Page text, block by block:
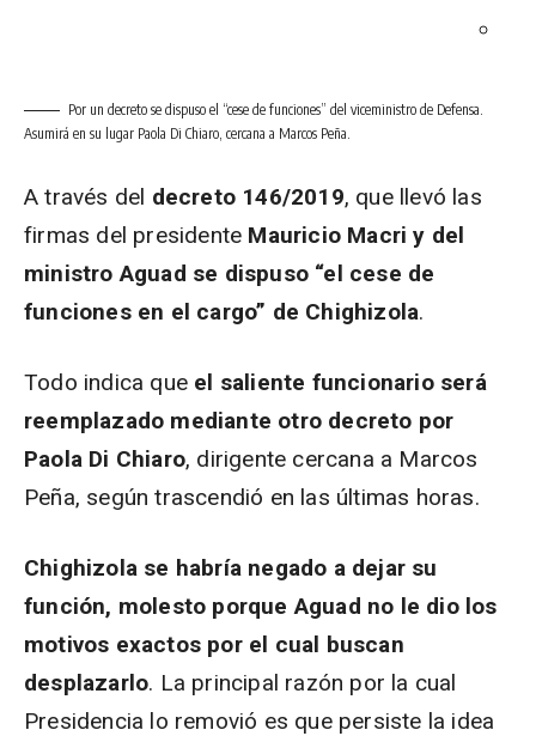
Por un decreto se dispuso el “cese de funciones” del viceministro de Defensa.
Asumirá en su lugar Paola Di Chiaro, cercana a Marcos Peña.
A través del decreto 146/2019, que llevó las
firmas del presidente Mauricio Macri y del
ministro Aguad se dispuso “el cese de
funciones en el cargo” de Chighizola.
Todo indica que el saliente funcionario será
reemplazado mediante otro decreto por
Paola Di Chiaro, dirigente cercana a Marcos
Peña, según trascendió en las últimas horas.
Chighizola se habría negado a dejar su
función, molesto porque Aguad no le dio los
motivos exactos por el cual buscan
desplazarlo. La principal razón por la cual
Presidencia lo removió es que persiste la idea